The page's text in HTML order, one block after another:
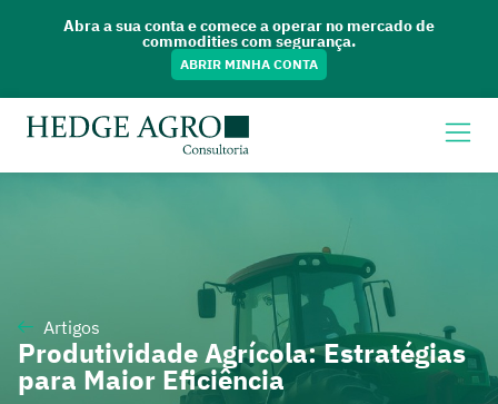
Abra a sua conta e comece a operar no mercado de
commodities com segurança.
ABRIR MINHA CONTA
Artigos
Produtividade Agrícola: Estratégias
para Maior Eficiência